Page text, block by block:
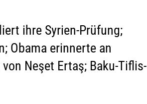
ihre Syrien-Prüfung;
Obama erinnerte an
Neşet Ertaş; Baku-Tiflis-